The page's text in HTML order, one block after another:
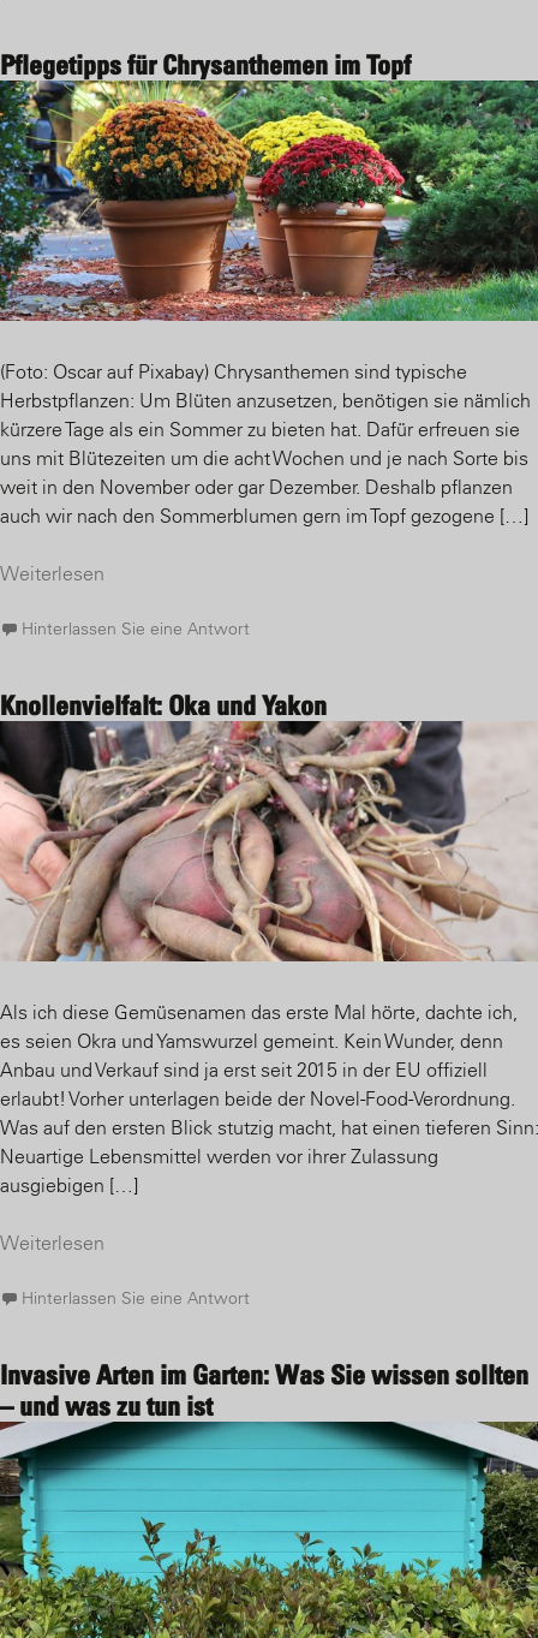
Pflegetipps für Chrysanthemen im Topf
(Foto: Oscar auf Pixabay) Chrysanthemen sind typische
Herbstpflanzen: Um Blüten anzusetzen, benötigen sie nämlich
kürzere Tage als ein Sommer zu bieten hat. Dafür erfreuen sie
uns mit Blütezeiten um die acht Wochen und je nach Sorte bis
weit in den November oder gar Dezember. Deshalb pflanzen
auch wir nach den Sommerblumen gern im Topf gezogene […]
Weiterlesen
Hinterlassen Sie eine Antwort
Knollenvielfalt: Oka und Yakon
Als ich diese Gemüsenamen das erste Mal hörte, dachte ich,
es seien Okra und Yamswurzel gemeint. Kein Wunder, denn
Anbau und Verkauf sind ja erst seit 2015 in der EU offiziell
erlaubt! Vorher unterlagen beide der Novel-Food-Verordnung.
Was auf den ersten Blick stutzig macht, hat einen tieferen Sinn:
Neuartige Lebensmittel werden vor ihrer Zulassung
ausgiebigen […]
Weiterlesen
Hinterlassen Sie eine Antwort
Invasive Arten im Garten: Was Sie wissen sollten
– und was zu tun ist